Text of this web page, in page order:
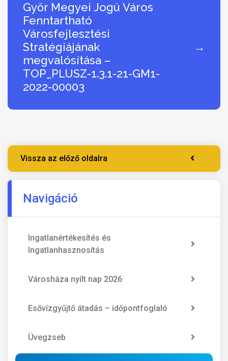
Győr Megyei Jogú Város
Fenntartható
Városfejlesztési
Stratégiájának
megvalósítása –
TOP_PLUSZ-1.3.1-21-GM1-
2022-00003
→
Vissza az előző oldalra
Navigáció
Ingatlanértékesítés és
Ingatlanhasznosítás
Városháza nyílt nap 2026
Esővízgyűjtő átadás – időpontfoglaló
Üvegzseb